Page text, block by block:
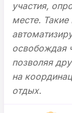
участия,
месте. Такие
освобождая
позволяя
на
отдых.